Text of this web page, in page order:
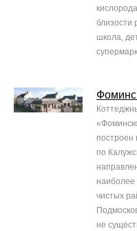
близости
школа,
построен
по
наиболее
чистых
не